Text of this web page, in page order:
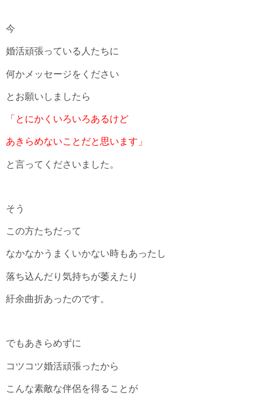
今
婚活頑張っている人たちに
何かメッセージをください
とお願いしましたら
「とにかくいろいろあるけど
あきらめないことだと思います」
と言ってくださいました。
そう
この方たちだって
なかなかうまくいかない時もあったし
落ち込んだり気持ちが萎えたり
紆余曲折あったのです。
でもあきらめずに
コツコツ婚活頑張ったから
こんな素敵な伴侶を得ることが